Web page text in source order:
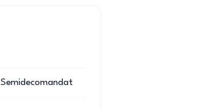
Semidecomandat